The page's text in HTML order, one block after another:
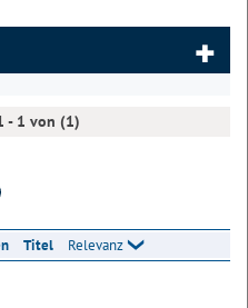
- 1 von (1)
Titel Relevanz